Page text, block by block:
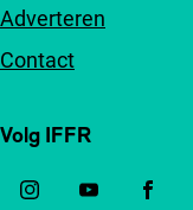
Adverteren
Contact
Volg IFFR